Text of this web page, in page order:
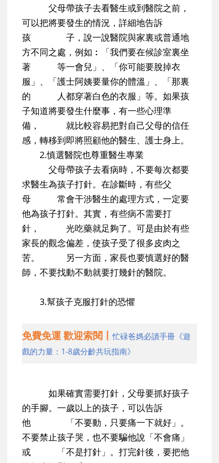
父母帶孩子去看醫生或到醫院之前，
可以把將要發生的情況，詳細地告訴
孩 子，說一說醫院與家裏或普通地
方不同之處，例如︰「我們要在候診室裏坐
著 等一會兒」、「你可能要脫掉衣
服」、「護士阿姨要量你的體溫」、「那裏
的 人都穿著白色的衣服」等。如果孩
子知道將要發生什麼事，有一些心理準
備， 就比較容易把對自己父母的信任
感，轉移到即將照顧他的醫生、護士身上。
2.慎選醫院也尊重醫生專業
父母帶孩子去看病時，不要每次都要
求醫生為孩子打針。在診斷時，有些父
母 常會干涉醫生的處理方式，一定要
他為孩子打針。其實，有些病不需要打
針， 光吃藥就足夠了。可是由於有些
家長的觀念偏差，使孩子受了很多皮肉之
苦。 另一方面，家長也要慎選好的醫
師，不要找動不動就要打幾針的醫院。
3.幫孩子克服打針的恐懼
免費免運 歡迎索閱丨忙碌爸媽必讀手冊《遊
戲的力量：1-8歲分齡共玩指南》
如果確實需要打針，父母要抓好孩子
的手腳。一歲以上的孩子，可以告訴
他 「不要動，只要痛一下就好」。
不要禁止孩子哭，也不要騙他說「不會痛」
或 「不是打針」。打完針後，要把他